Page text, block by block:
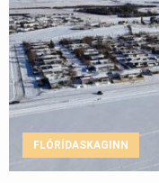
FLÓRÍDASKAGINN